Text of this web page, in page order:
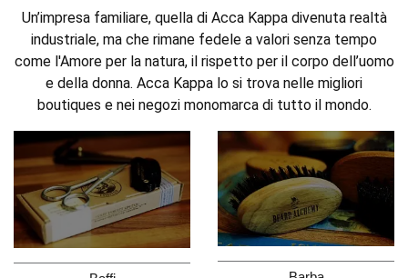
Un’impresa familiare, quella di Acca Kappa divenuta realtà
industriale, ma che rimane fedele a valori senza tempo
come l'Amore per la natura, il rispetto per il corpo dell’uomo
e della donna. Acca Kappa lo si trova nelle migliori
boutiques e nei negozi monomarca di tutto il mondo.